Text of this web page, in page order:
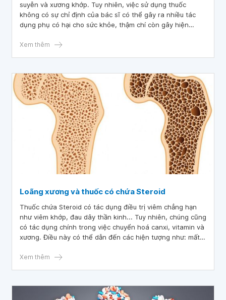
suyễn và xương khớp. Tuy nhiên, việc sử dụng thuốc
không có sự chỉ định của bác sĩ có thể gây ra nhiều tác
dụng phụ có hại cho sức khỏe, thậm chí còn gây hiện
corticoid chính là "con dao 2 lưỡi".
Xem thêm
Loãng xương và thuốc có chứa Steroid
Thuốc chứa Steroid có tác dụng điều trị viêm chẳng hạn
như viêm khớp, đau dây thần kinh... Tuy nhiên, chúng cũng
có tác dụng chính trong việc chuyển hoá canxi, vitamin và
xương. Điều này có thể dẫn đến các hiện tượng như: mất
có chứa steroid cần được tư vấn và kê đơn bởi các bác sĩ
Xem thêm